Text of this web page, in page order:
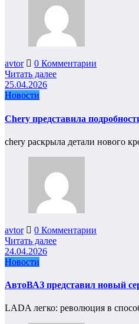
avtor
0 Комментарии
Читать далее
25.04.2026
Новости
Chery представила
chery раскрыла детали нового
avtor
0 Комментарии
Читать далее
24.04.2026
Новости
АвтоВАЗ представил новый
LADA легко: революция в